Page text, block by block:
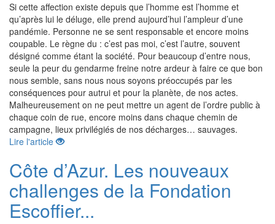
Si cette affection existe depuis que l’homme est l’homme et
qu’après lui le déluge, elle prend aujourd’hui l’ampleur d’une
pandémie. Personne ne se sent responsable et encore moins
coupable. Le règne du : c’est pas moi, c’est l’autre, souvent
désigné comme étant la société. Pour beaucoup d’entre nous,
seule la peur du gendarme freine notre ardeur à faire ce que bon
nous semble, sans nous nous soyons préoccupés par les
conséquences pour autrui et pour la planète, de nos actes.
Malheureusement on ne peut mettre un agent de l’ordre public à
chaque coin de rue, encore moins dans chaque chemin de
campagne, lieux privilégiés de nos décharges… sauvages.
Lire l'article
Côte d’Azur. Les nouveaux
challenges de la Fondation
Escoffier...